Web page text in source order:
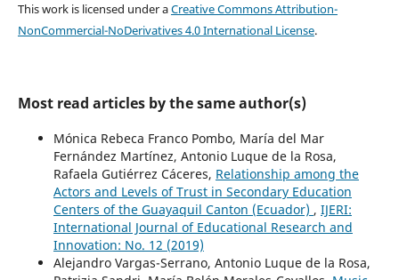
This work is licensed under aCreative Commons Attribution-
NonCommercial-NoDerivatives 4.0 International License.
Most read articles by the same author(s)
Mónica Rebeca Franco Pombo, María del Mar
Fernández Martínez, Antonio Luque de la Rosa,
Rafaela Gutiérrez Cáceres, Relationship among the
Actors and Levels of Trust in Secondary Education
Centers of the Guayaquil Canton (Ecuador) , IJERI:
International Journal of Educational Research and
Innovation: No. 12 (2019)
Alejandro Vargas-Serrano, Antonio Luque de la Rosa,